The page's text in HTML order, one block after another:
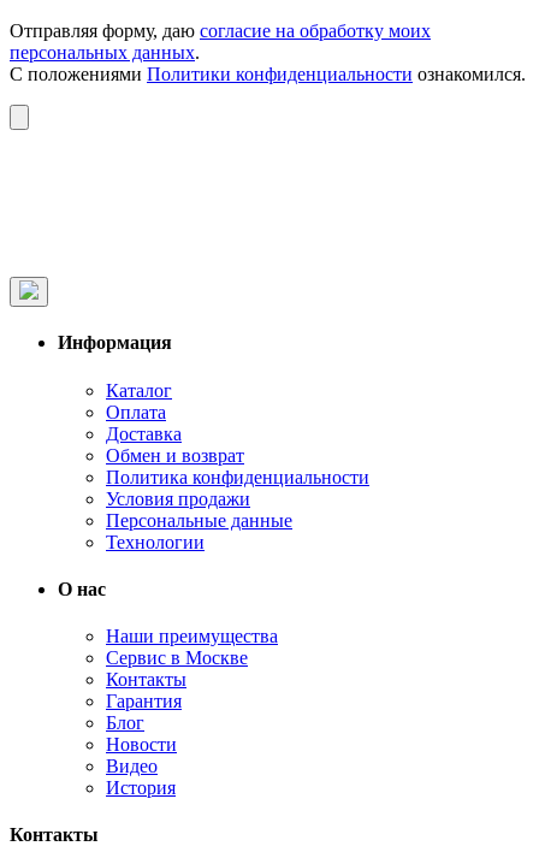
Отправляя форму, даю согласие на обработку моих
персональных данных.
С положениями Политики конфиденциальности ознакомился.
Информация
Каталог
Оплата
Доставка
Обмен и возврат
Политика конфиденциальности
Условия продажи
Персональные данные
Технологии
О нас
Наши преимущества
Сервис в Москве
Контакты
Гарантия
Блог
Новости
Видео
История
Контакты